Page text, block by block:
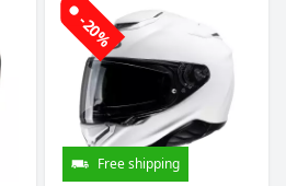
-20%
Free shipping